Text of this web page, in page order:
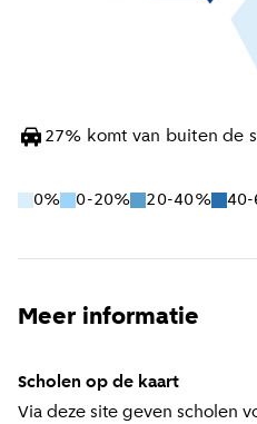
27% komt van buiten de
0% 0-20% 20-40%
Meer informatie
Scholen op de kaart
Via deze site geven scholen